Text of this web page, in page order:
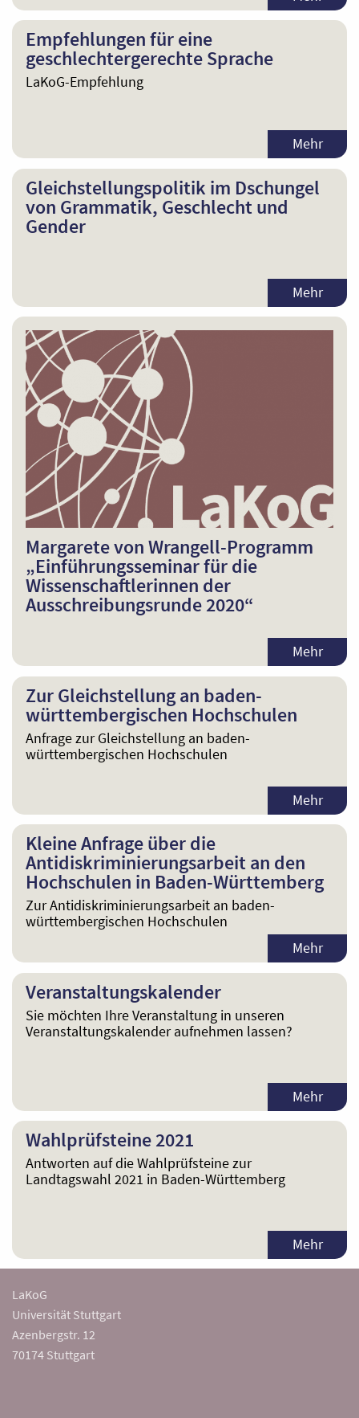
Empfehlungen für eine
geschlechtergerechte Sprache
LaKoG-Empfehlung
Mehr
Gleichstellungspolitik im Dschungel
von Grammatik, Geschlecht und
Gender
Mehr
Margarete von Wrangell-Programm
„Einführungsseminar für die
Wissenschaftlerinnen der
Ausschreibungsrunde 2020“
Mehr
Zur Gleichstellung an baden-
württembergischen Hochschulen
Anfrage zur Gleichstellung an baden-
württembergischen Hochschulen
Mehr
Kleine Anfrage über die
Antidiskriminierungsarbeit an den
Hochschulen in Baden-Württemberg
Zur Antidiskriminierungsarbeit an baden-
württembergischen Hochschulen
Mehr
Veranstaltungskalender
Sie möchten Ihre Veranstaltung in unseren
Veranstaltungskalender aufnehmen lassen?
Mehr
Wahlprüfsteine 2021
Antworten auf die Wahlprüfsteine zur
Landtagswahl 2021 in Baden-Württemberg
Mehr
LaKoG
Universität Stuttgart
Azenbergstr. 12
70174 Stuttgart